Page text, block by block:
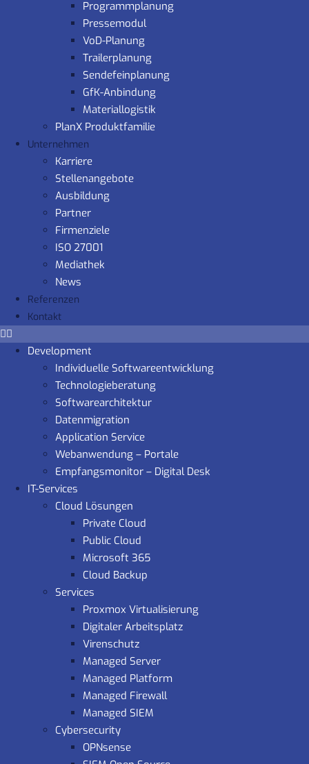
Programmplanung
Pressemodul
VoD-Planung
Trailerplanung
Sendefeinplanung
GfK-Anbindung
Materiallogistik
PlanX Produktfamilie
Unternehmen
Karriere
Stellenangebote
Ausbildung
Partner
Firmenziele
ISO 27001
Mediathek
News
Referenzen
Kontakt
Development
Individuelle Softwareentwicklung
Technologieberatung
Softwarearchitektur
Datenmigration
Application Service
Webanwendung – Portale
Empfangsmonitor – Digital Desk
IT-Services
Cloud Lösungen
Private Cloud
Public Cloud
Microsoft 365
Cloud Backup
Services
Proxmox Virtualisierung
Digitaler Arbeitsplatz
Virenschutz
Managed Server
Managed Platform
Managed Firewall
Managed SIEM
Cybersecurity
OPNsense